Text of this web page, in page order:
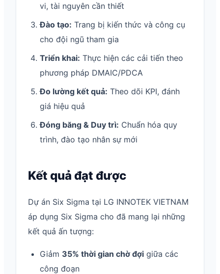
vi, tài nguyên cần thiết
Đào tạo: Trang bị kiến thức và công cụ
cho đội ngũ tham gia
Triển khai: Thực hiện các cải tiến theo
phương pháp DMAIC/PDCA
Đo lường kết quả: Theo dõi KPI, đánh
giá hiệu quả
Đóng băng & Duy trì: Chuẩn hóa quy
trình, đào tạo nhân sự mới
Kết quả đạt được
Dự án Six Sigma tại LG INNOTEK VIETNAM
áp dụng Six Sigma cho đã mang lại những
kết quả ấn tượng:
Giảm 35% thời gian chờ đợi giữa các
công đoạn